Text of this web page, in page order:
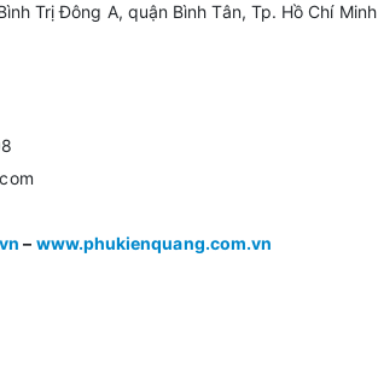
Trị Đông A, quận Bình Tân, Tp. Hồ Chí Minh
– www.phukienquang.com.vn